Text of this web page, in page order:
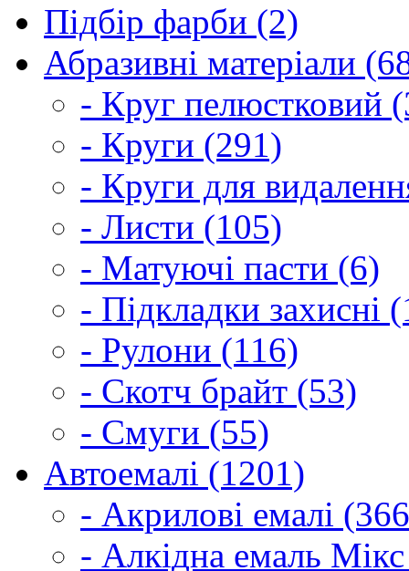
Підбір фарби (2)
Абразивні матеріали
- Круг пелюстковий
- Круги (291)
- Круги для
- Листи (105)
- Матуючі пасти (6)
- Підкладки захисні
- Рулони (116)
- Скотч брайт (53)
- Смуги (55)
Автоемалі (1201)
- Акрилові емалі
- Алкідна емаль